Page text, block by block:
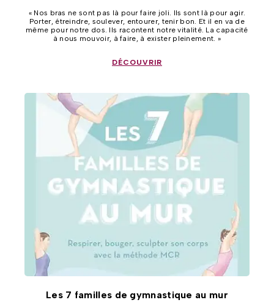
« Nos bras ne sont pas là pour faire joli. Ils sont là pour agir.
Porter, étreindre, soulever, entourer, tenir bon. Et il en va de
même pour notre dos. Ils racontent notre vitalité. La capacité
à nous mouvoir, à faire, à exister pleinement. »
DÉCOUVRIR
Les 7 familles de gymnastique au mur